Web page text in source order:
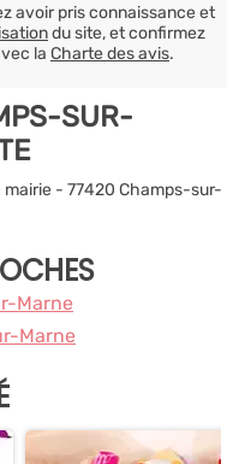
avoir pris connaissance et
du site, et confirmez
la Charte des avis.
SUR-
mairie - 77420 Champs-sur-
Marne
Marne